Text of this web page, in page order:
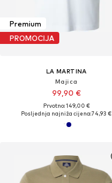
Premium
PROMOCIJA
LA MARTINA
Majica
99,90 €
Prvotno: 149,00 €
Posljednja najniža cijena:74,93 €